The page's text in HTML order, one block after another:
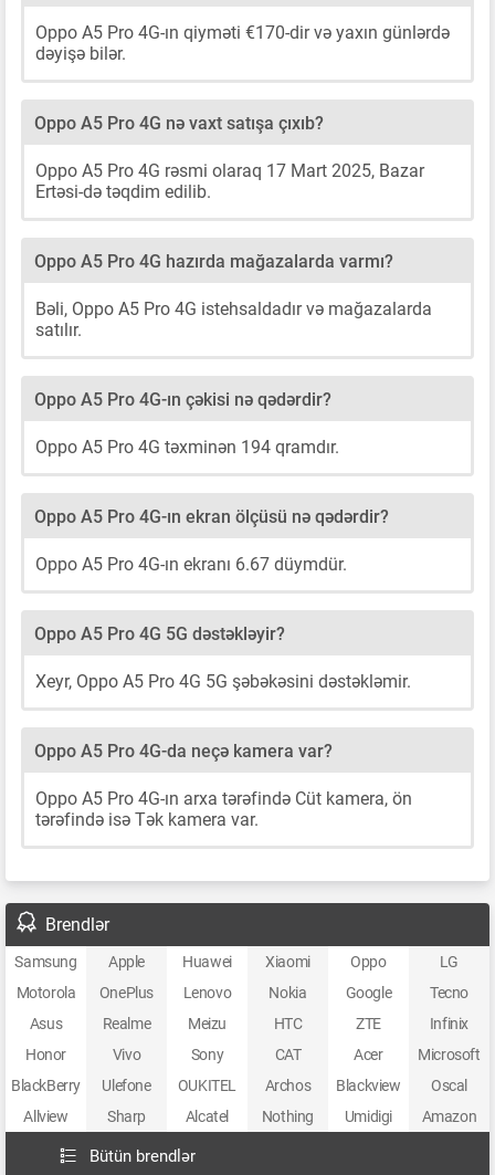
Oppo A5 Pro 4G-ın qiyməti €170-dir və yaxın günlərdə
dəyişə bilər.
Oppo A5 Pro 4G nə vaxt satışa çıxıb?
Oppo A5 Pro 4G rəsmi olaraq 17 Mart 2025, Bazar
Ertəsi-də təqdim edilib.
Oppo A5 Pro 4G hazırda mağazalarda varmı?
Bəli, Oppo A5 Pro 4G istehsaldadır və mağazalarda
satılır.
Oppo A5 Pro 4G-ın çəkisi nə qədərdir?
Oppo A5 Pro 4G təxminən 194 qramdır.
Oppo A5 Pro 4G-ın ekran ölçüsü nə qədərdir?
Oppo A5 Pro 4G-ın ekranı 6.67 düymdür.
Oppo A5 Pro 4G 5G dəstəkləyir?
Xeyr, Oppo A5 Pro 4G 5G şəbəkəsini dəstəkləmir.
Oppo A5 Pro 4G-da neçə kamera var?
Oppo A5 Pro 4G-ın arxa tərəfində Cüt kamera, ön
tərəfində isə Tək kamera var.
Brendlər
Samsung Apple Huawei Xiaomi Oppo
LG
Motorola
OnePlus Lenovo Nokia Google
Tecno
Asus
Realme Meizu HTC ZTE
Infinix
Honor
Vivo Sony CAT Acer
Microsoft
BlackBerry
Ulefone OUKITEL Archos Blackview
Oscal
Allview
Sharp Alcatel Nothing Umidigi Amazon
Bütün brendlər